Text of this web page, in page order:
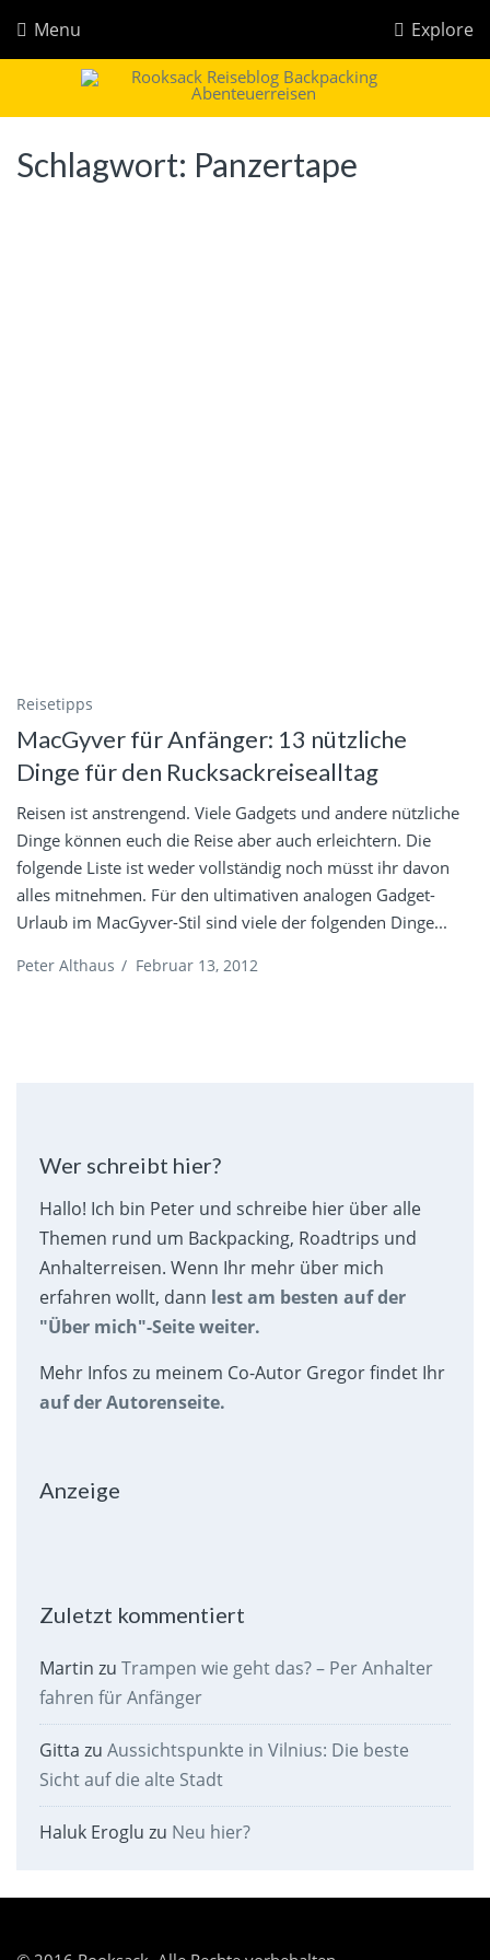
Explore
Menu
Rooksack
Reiseblog für Backpacking in Europa und der Welt
Schlagwort: Panzertape
Reisetipps
MacGyver für Anfänger: 13 nützliche
Dinge für den Rucksackreisealltag
Reisen ist anstrengend. Viele Gadgets und andere nützliche
Dinge können euch die Reise aber auch erleichtern. Die
folgende Liste ist weder vollständig noch müsst ihr davon
alles mitnehmen. Für den ultimativen analogen Gadget-
Urlaub im MacGyver-Stil sind viele der folgenden Dinge...
Peter Althaus / Februar 13, 2012
Wer schreibt hier?
Hallo! Ich bin Peter und schreibe hier über alle
Themen rund um Backpacking, Roadtrips und
Anhalterreisen. Wenn Ihr mehr über mich
erfahren wollt, dann lest am besten auf der
"Über mich"-Seite weiter.
Mehr Infos zu meinem Co-Autor Gregor findet Ihr
auf der Autorenseite.
Anzeige
Zuletzt kommentiert
Martin zu Trampen wie geht das? – Per Anhalter
fahren für Anfänger
Gitta zu Aussichtspunkte in Vilnius: Die beste
Sicht auf die alte Stadt
Haluk Eroglu zu Neu hier?